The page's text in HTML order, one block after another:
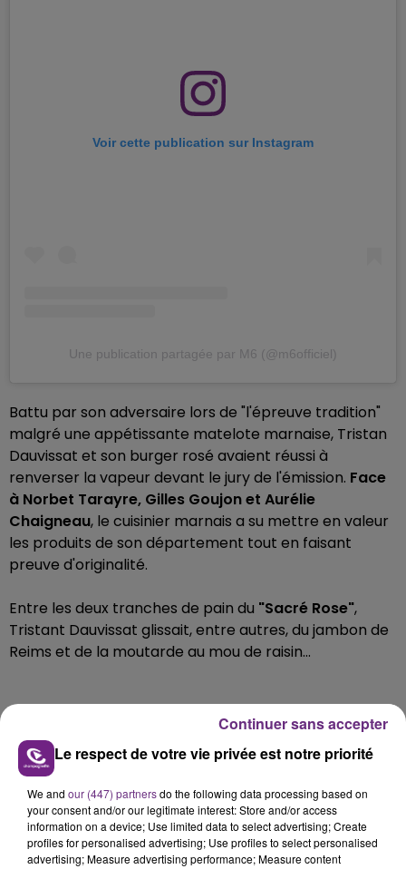
Voir cette publication sur Instagram
Une publication partagée par M6 (@m6officiel)
Battu par son adversaire lors de "l'épreuve tradition"
malgré une appétissante matelote marnaise, Tristan
Dauvissat et son burger rosé avaient réussi à
renverser la vapeur devant le jury de l'émission. Face
à Norbet Tarayre, Gilles Goujon et Aurélie
Chaigneau, le cuisinier marnais a su mettre en valeur
les produits de son département tout en faisant
preuve d'originalité.
Entre les deux tranches de pain du "Sacré Rose",
Tristant Dauvissat glissait, entre autres, du jambon de
Reims et de la moutarde au mou de raisin...
Le respect de votre vie privée est notre priorité
We and our (447) partnersdo the following data processing based on
your consent and/or our legitimate interest: Store and/or access
information on a device; Use limited data to select advertising; Create
profiles for personalised advertising; Use profiles to select personalised
advertising; Measure advertising performance; Measure content
Continuer sans accepter